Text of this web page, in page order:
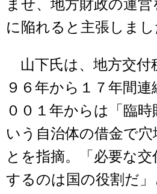
ませ、地方財政の運
に陥れると主張しまし
山下氏は、地方交付
９６年から１７年間連
００１年からは「臨時
いう自治体の借金で穴
とを指摘。「必要な
するのは国の役割だ